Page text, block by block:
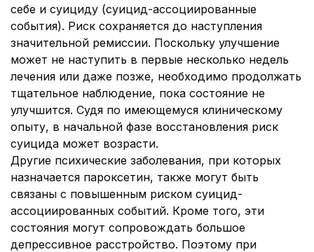
себе и суициду (суицид-ассоциированные
события). Риск сохраняется до наступления
значительной ремиссии. Поскольку улучшение
может не наступить в первые несколько недель
лечения или даже позже, необходимо продолжать
тщательное наблюдение, пока состояние не
улучшится. Судя по имеющемуся клиническому
опыту, в начальной фазе восстановления риск
суицида может возрасти.
Другие психические заболевания, при которых
назначается пароксетин, также могут быть
связаны с повышенным риском суицид-
ассоциированных событий. Кроме того, эти
состояния могут сопровождать большое
депрессивное расстройство. Поэтому при